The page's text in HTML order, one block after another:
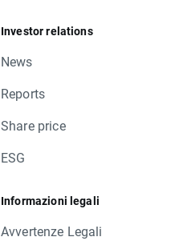
Investor relations
News
Reports
Share price
ESG
Informazioni legali
Avvertenze Legali